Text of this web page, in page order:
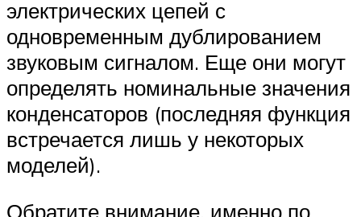
электрических цепей с
одновременным дублированием
звуковым сигналом. Еще они могут
определять номинальные значения
конденсаторов (последняя функция
встречается лишь у некоторых
моделей).
Обратите внимание, именно по